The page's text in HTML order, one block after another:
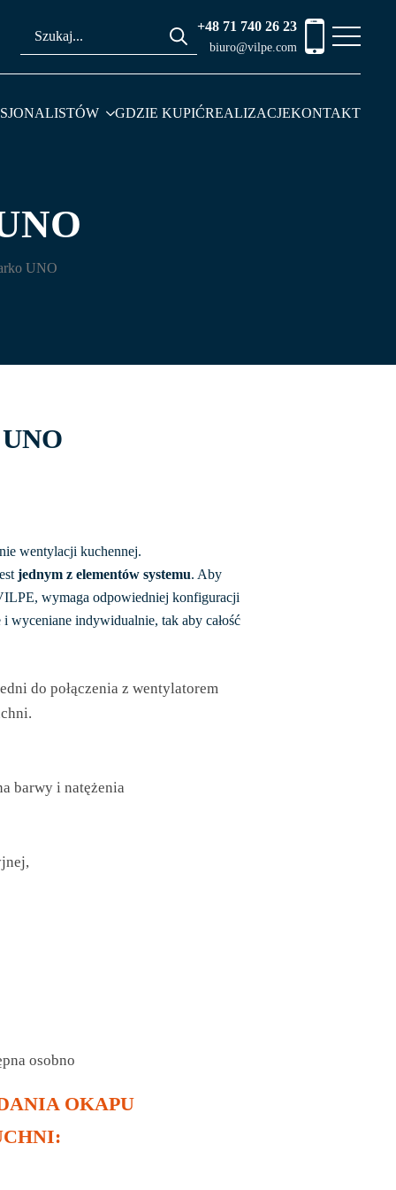
Search
for:
+48 71 740 26 23
biuro@vilpe.com
GDZIE KUPIĆREALIZACJEKONTAKT
UNO
wentylacji kuchennej.
jednym z elementów systemu. Aby
wymaga odpowiedniej konfiguracji
i wyceniane indywidualnie, tak aby całość
do połączenia z wentylatorem
barwy i natężenia
osobno
OKAPU